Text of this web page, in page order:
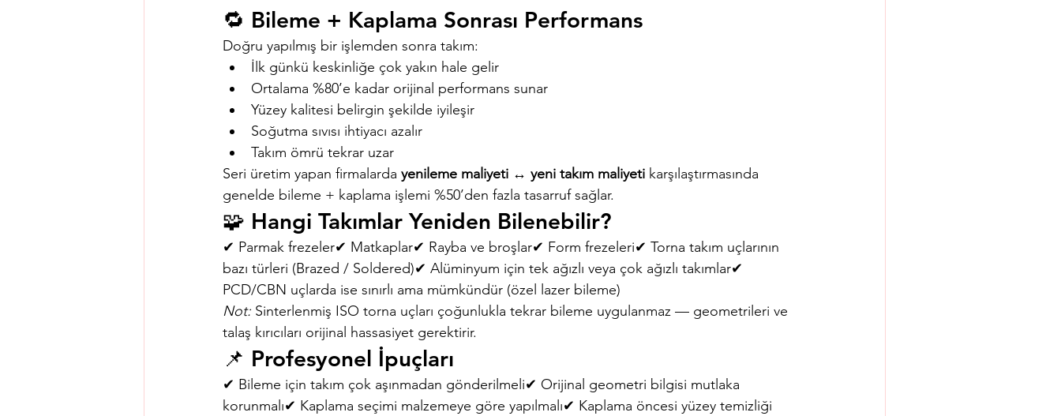
🔁 Bileme + Kaplama Sonrası Performans
Doğru yapılmış bir işlemden sonra takım:
İlk günkü keskinliğe çok yakın hale gelir
Ortalama %80’e kadar orijinal performans sunar
Yüzey kalitesi belirgin şekilde iyileşir
Soğutma sıvısı ihtiyacı azalır
Takım ömrü tekrar uzar
Seri üretim yapan firmalarda yenileme maliyeti ↔ yeni takım maliyeti karşılaştırmasında
genelde bileme + kaplama işlemi %50’den fazla tasarruf sağlar.
🧩 Hangi Takımlar Yeniden Bilenebilir?
✔ Parmak frezeler✔ Matkaplar✔ Rayba ve broşlar✔ Form frezeleri✔ Torna takım uçlarının
bazı türleri (Brazed / Soldered)✔ Alüminyum için tek ağızlı veya çok ağızlı takımlar✔
PCD/CBN uçlarda ise sınırlı ama mümkündür (özel lazer bileme)
Not: Sinterlenmiş ISO torna uçları çoğunlukla tekrar bileme uygulanmaz — geometrileri ve
talaş kırıcıları orijinal hassasiyet gerektirir.
📌 Profesyonel İpuçları
✔ Bileme için takım çok aşınmadan gönderilmeli✔ Orijinal geometri bilgisi mutlaka
korunmalı✔ Kaplama seçimi malzemeye göre yapılmalı✔ Kaplama öncesi yüzey temizliği